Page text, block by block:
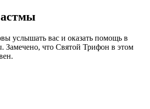
услышать вас и оказать помощь в
Замечено, что Святой Трифон в этом